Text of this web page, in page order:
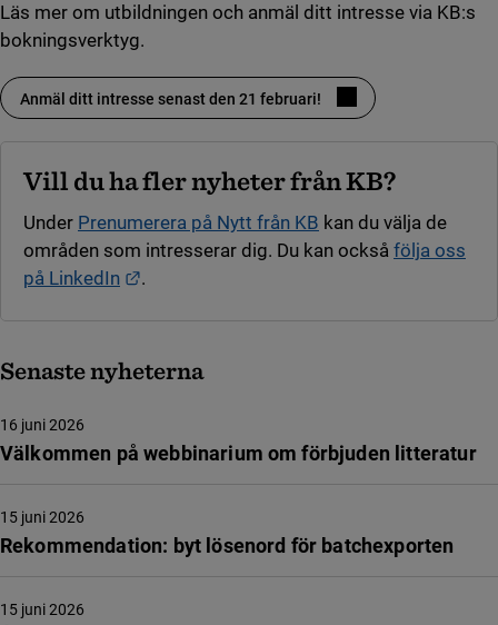
Läs mer om utbildningen och anmäl ditt intresse via KB:s
bokningsverktyg.
Anmäl ditt intresse senast den 21 februari!
(länk till annan webbplats, öppnas i nytt fönster)
Vill du ha fler nyheter från KB?
Under Prenumerera på Nytt från KB kan du välja de
områden som intresserar dig. Du kan också följa oss
på LinkedIn
Länk till annan webbplats.
.
Senaste nyheterna
Välkommen på webbinarium om förbjuden litteratur
16 juni 2026
Rekommendation: byt lösenord för batchexporten
15 juni 2026
15 juni 2026